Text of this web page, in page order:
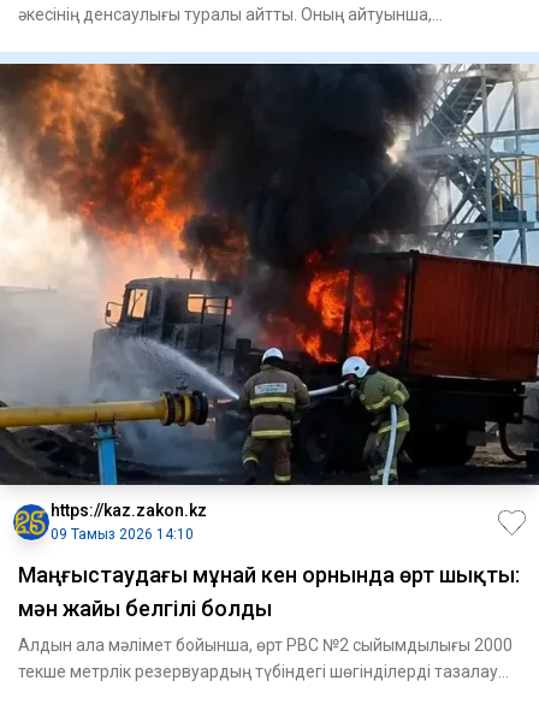
әкесінің денсаулығы туралы айтты. Оның айтуынша,
https://kaz.zakon.kz
09 Тамыз 2026 14:10
Маңғыстаудағы мұнай кен орнында өрт шықты:
мән жайы белгілі болды
Алдын ала мәлімет бойынша, өрт РВС №2 сыйымдылығы 2000
текше метрлік резервуардың түбіндегі шөгінділерді тазалау